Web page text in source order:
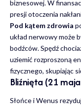
biznesowej. W
presji otoczenia
Pod kątem zdrowia
układ nerwowy może
bodźców. Spędź
uziemić rozproszoną
fizycznego, skupiając
Bliźnięta (21
Słońce i Wenus